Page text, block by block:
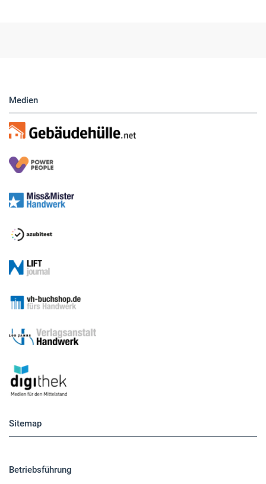
Medien
Sitemap
Betriebsführung